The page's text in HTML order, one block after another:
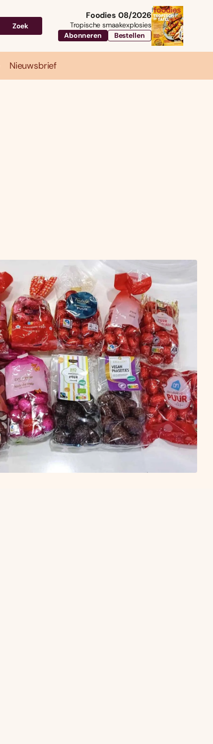
Zoek
Foodies 08/2026
Tropische smaakexplosies
Abonneren
Bestellen
Nieuwsbrief